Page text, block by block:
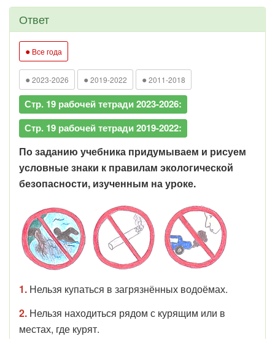
Ответ
● Все года
● 2023-2026 ● 2019-2022 ● 2011-2018
Стр. 19 рабочей тетради 2023-2026:
Стр. 19 рабочей тетради 2019-2022:
По заданию учебника придумываем и рисуем
условные знаки к правилам экологической
безопасности, изученным на уроке.
1. Нельзя купаться в загрязнённых водоёмах.
2. Нельзя находиться рядом с курящим или в
местах, где курят.